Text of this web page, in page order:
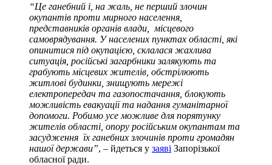
“Це ганебний і, на жаль, не перший злочин
окупантів проти мирного населення,
представників органів влади, місцевого
самоврядування. У населених пунктах області, які
опинитися під окупацією, склалася жахлива
ситуація, російські загарбники залякують та
грабують місцевих жителів, обстрілюють
житлові будинки, знищують мережі
електропередач та газопостачання, блокують
можливість евакуації та надання гуманітарної
допомоги. Робимо усе можливе для порятунку
жителів області, опору російським окупантам та
засудження їх ганебних злочинів проти громадян
нашої держави”, – йдеться у заяві Запорізької
обласної ради.